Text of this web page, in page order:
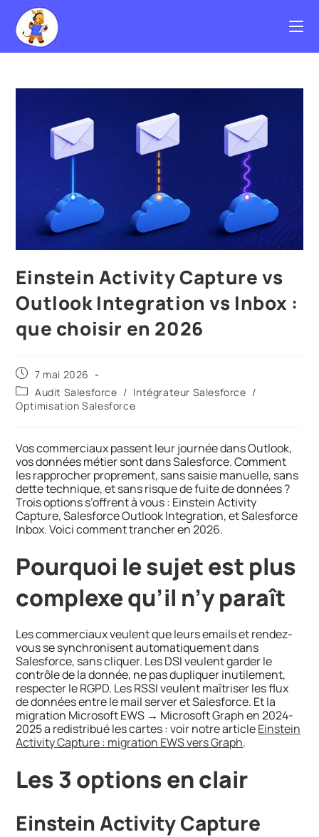
Einstein Activity Capture vs
Outlook Integration vs Inbox :
que choisir en 2026
7 mai 2026
Audit Salesforce / Intégrateur Salesforce /
Optimisation Salesforce
Vos commerciaux passent leur journée dans Outlook,
vos données métier sont dans Salesforce. Comment
les rapprocher proprement, sans saisie manuelle, sans
dette technique, et sans risque de fuite de données ?
Trois options s’offrent à vous : Einstein Activity
Capture, Salesforce Outlook Integration, et Salesforce
Inbox. Voici comment trancher en 2026.
Pourquoi le sujet est plus
complexe qu’il n’y paraît
Les commerciaux veulent que leurs emails et rendez-
vous se synchronisent automatiquement dans
Salesforce, sans cliquer. Les DSI veulent garder le
contrôle de la donnée, ne pas dupliquer inutilement,
respecter le RGPD. Les RSSI veulent maîtriser les flux
de données entre le mail server et Salesforce. Et la
migration Microsoft EWS → Microsoft Graph en 2024-
2025 a redistribué les cartes : voir notre articleEinstein
Activity Capture : migration EWS vers Graph.
Les 3 options en clair
Einstein Activity Capture